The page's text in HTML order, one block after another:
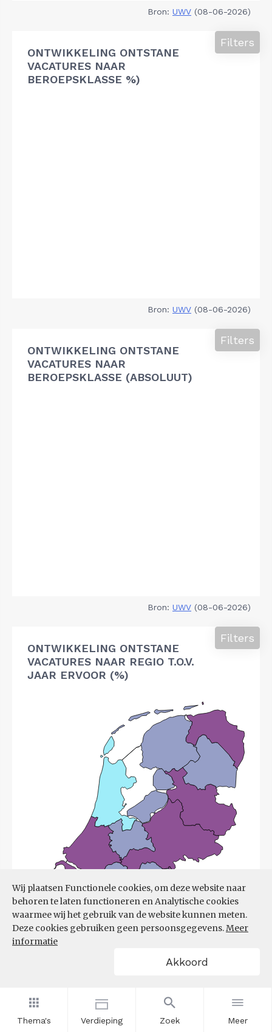
Thema's Verdieping Zoek Meer
Wij plaatsen Functionele cookies, om deze website naar
behoren te laten functioneren en Analytische cookies
waarmee wij het gebruik van de website kunnen meten.
Deze cookies gebruiken geen persoonsgegevens.Meer
informatie
Akkoord
Bron: UWV (08-06-2026)
ONTWIKKELING ONTSTANE
VACATURES NAAR
BEROEPSKLASSE %)
Filters
Bron: UWV (08-06-2026)
ONTWIKKELING ONTSTANE
VACATURES NAAR
BEROEPSKLASSE (ABSOLUUT)
Filters
Bron: UWV (08-06-2026)
ONTWIKKELING ONTSTANE
VACATURES NAAR REGIO T.O.V.
JAAR ERVOOR (%)
Filters
Bron:
Filters